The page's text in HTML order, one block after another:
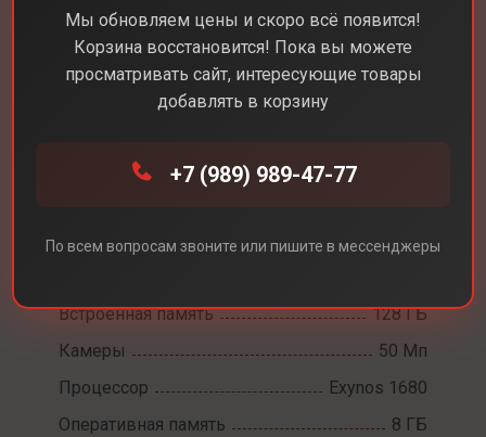
Samsung A57
Диагональ экрана
6,7
Встроенная память
128 ГБ
Камеры
50 Мп
Процессор
Exynos 1680
Оперативная память
8 ГБ
Мы обновляем цены и скоро всё появится!
Корзина восстановится! Пока вы можете
просматривать сайт, интересующие товары
добавлять в корзину
+7 (989) 989-47-77
По всем вопросам звоните или пишите в мессенджеры